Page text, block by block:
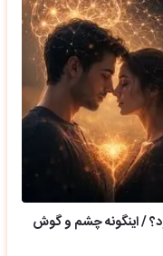
/ اینگونه چشم و گوش